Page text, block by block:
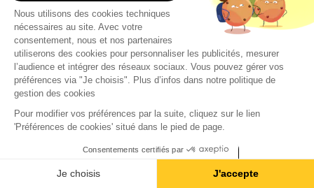
Nous utilisons des cookies techniques
nécessaires au site. Avec votre
consentement, nous et nos partenaires
utiliserons des cookies pour personnaliser les publicités, mesurer
l’audience et intégrer des réseaux sociaux. Vous pouvez gérer vos
préférences via "Je choisis". Plus d’infos dans notre politique de
gestion des cookies
Pour modifier vos préférences par la suite, cliquez sur le lien
'Préférences de cookies' situé dans le pied de page.
Consentements certifiés par
Je choisis J'accepte
Les Chats Au Quotidien - Blog De Caats